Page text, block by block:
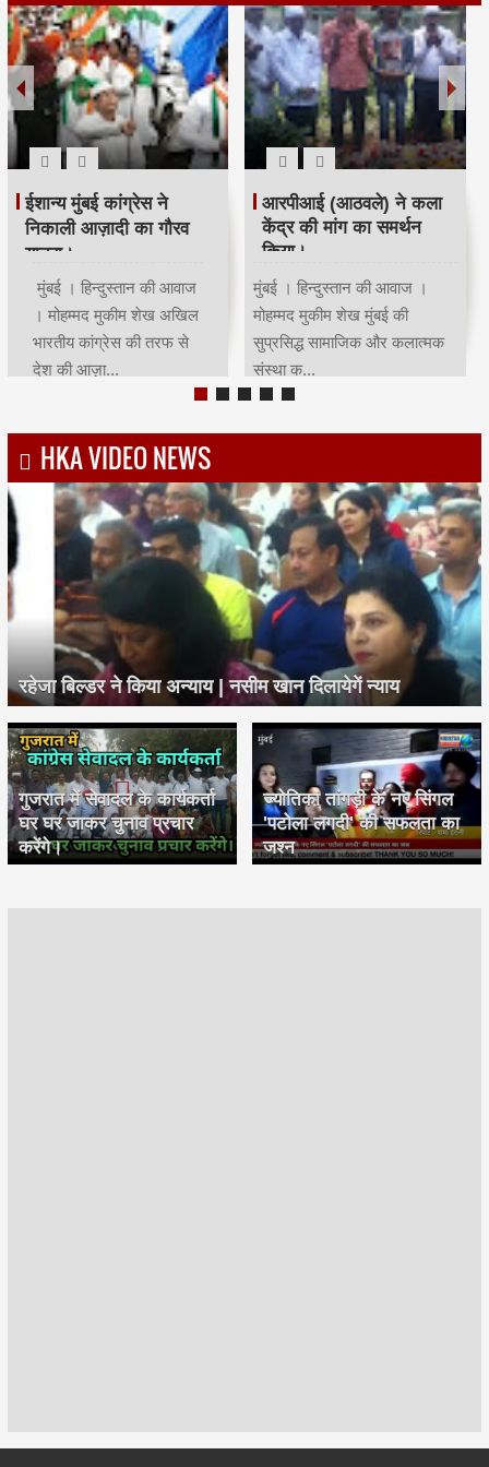
रमजान पर दिया एकता-
भाईचारे का संदेश:कांग्रेस ने
आयोजित किया रोजा इफ्तार
मुंबई | हिन्दुस्तान की आवाज |
मोहम्मद मुकीम शेखमुंबई कांग्रेस
अध्यक्ष भाई जगताप व कार्याध्यक्ष
चरणसि...
श्री सिद्धिविनायक मंदिर
ट्रस्ट ने सचिन तेंदुलकर का
सम्मान किया।
मुंबई । हिन्दुस्तान की आवाज ।
मोहम्मद मुकीम शेख भारतीय क्रिकेट
के भगवान कहे जाने वाले देश के
मह...
HKA VIDEO NEWS
रहेजा बिल्डर ने किया अन्याय | नसीम खान दिलायेगें न्याय
गुजरात में सेवादल के कार्यकर्ता
घर घर जाकर चुनाव प्रचार
करेंगे।
ज्योतिका तांगड़ी के नए सिंगल
'पटोला लगदी' की सफलता का
जश्न